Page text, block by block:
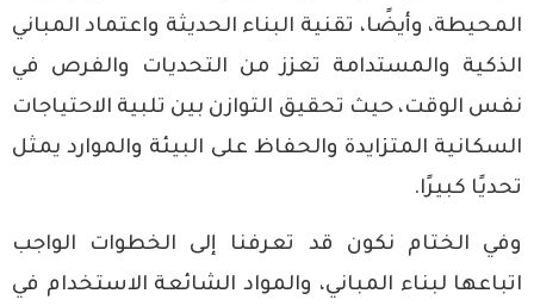
المحيطة، وأيضًا، تقنية البناء الحديثة واعتماد المباني
الذكية والمستدامة تعزز من التحديات والفرص في
نفس الوقت، حيث تحقيق التوازن بين تلبية الاحتياجات
السكانية المتزايدة والحفاظ على البيئة والموارد يمثل
تحديًا كبيرًا.
وفي الختام نكون قد تعرفنا إلى الخطوات الواجب
اتباعها لبناء المباني، والمواد الشائعة الاستخدام في